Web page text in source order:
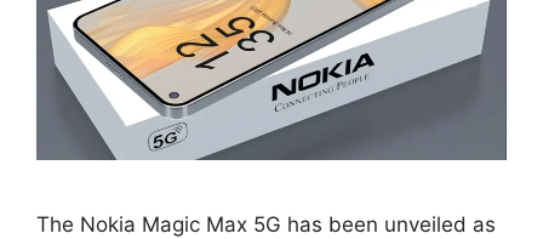
The Nokia Magic Max 5G has been unveiled as